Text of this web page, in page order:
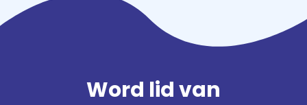
Word lid van